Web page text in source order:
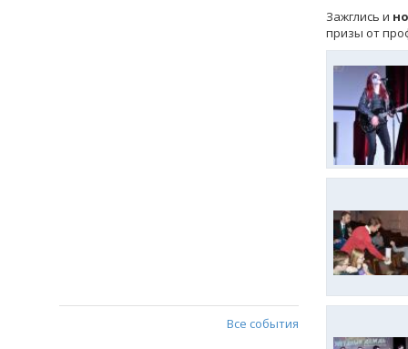
Все события
Зажглись и
призы от